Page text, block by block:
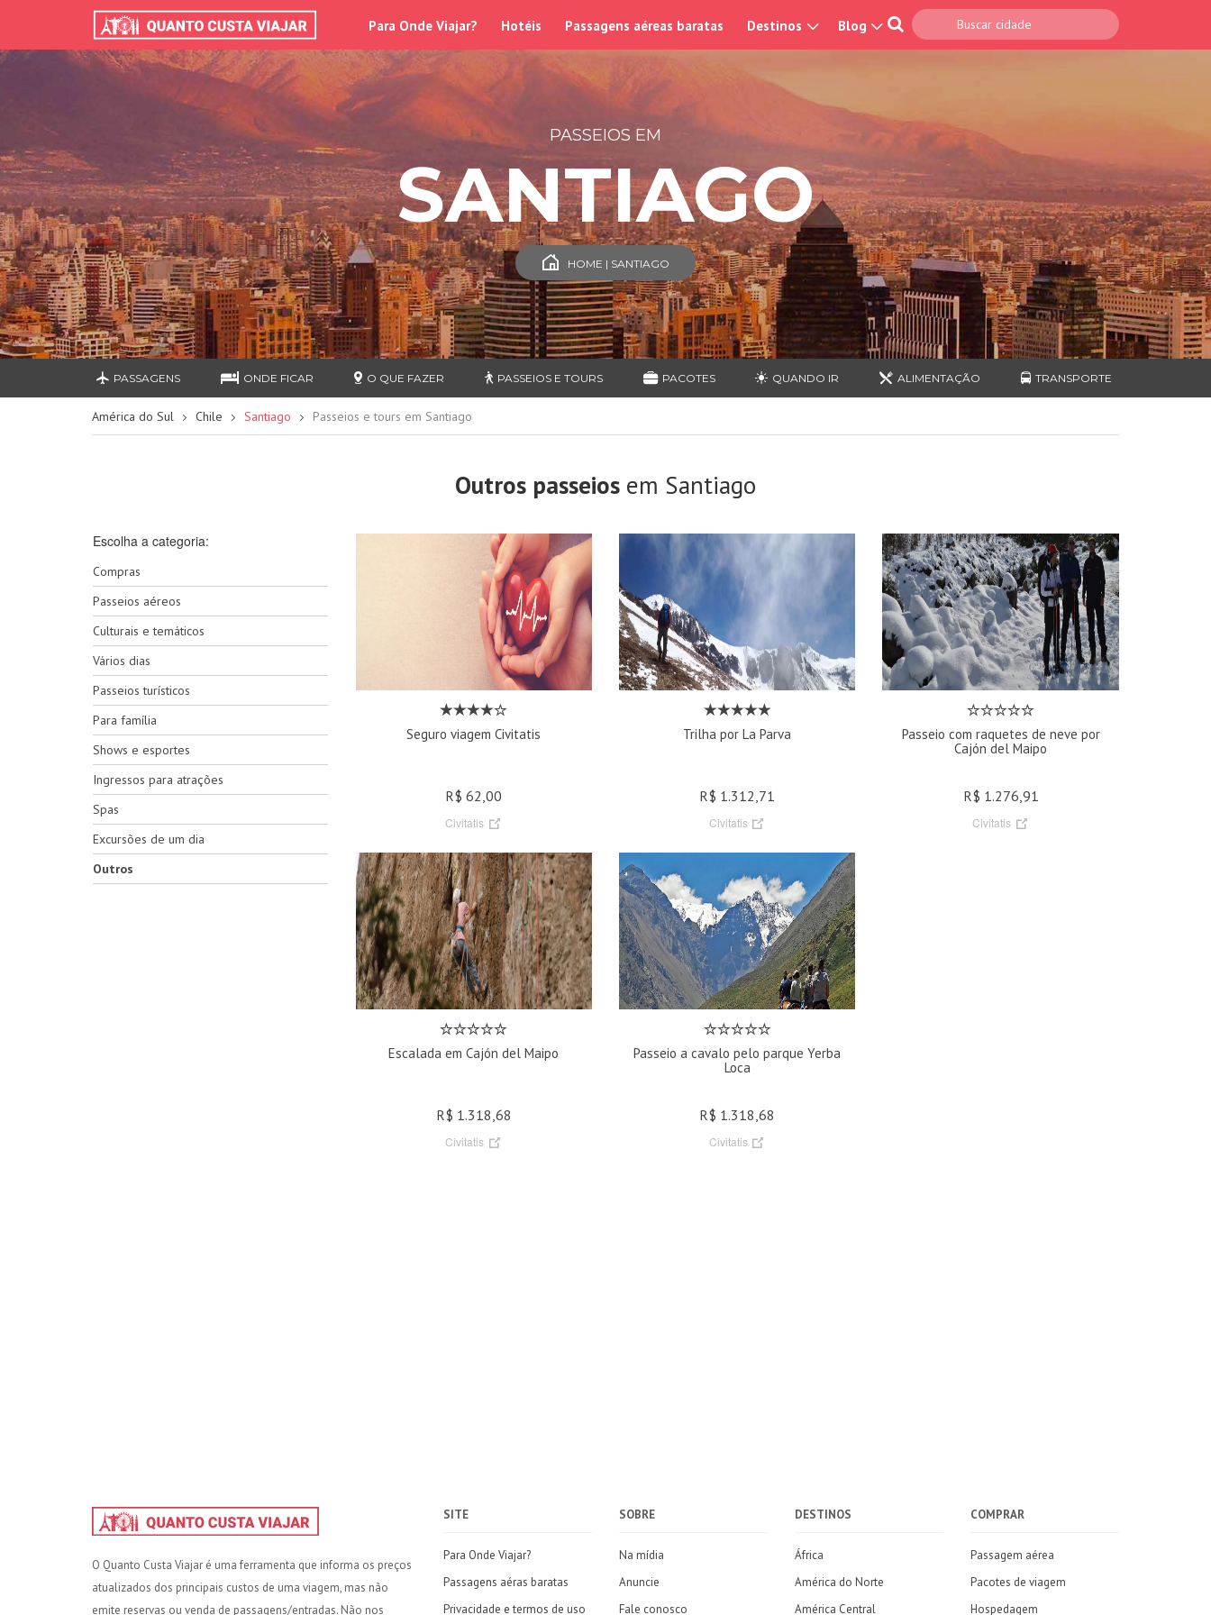
Para Onde Viajar? Hotéis Passagens aéreas baratas Destinos Blog
PASSEIOS EM
SANTIAGO
HOME | SANTIAGO
PASSAGENS ONDE FICAR O QUE FAZER PASSEIOS E TOURS PACOTES QUANDO IR ALIMENTAÇÃO TRANSPORTE
América do Sul Chile Santiago Passeios e tours em Santiago
Outros passeios em Santiago
Escolha a categoria:
Compras
Passeios aéreos
Culturais e temáticos
Vários dias
Passeios turísticos
Para família
Shows e esportes
Ingressos para atrações
Spas
Excursões de um dia
Outros
Seguro viagem Civitatis
R$ 62,00
Civitatis
Trilha por La Parva
R$ 1.312,71
Civitatis
Passeio com raquetes de neve por
Cajón del Maipo
R$ 1.276,91
Civitatis
Escalada em Cajón del Maipo
R$ 1.318,68
Civitatis
Passeio a cavalo pelo parque Yerba
Loca
R$ 1.318,68
Civitatis
O Quanto Custa Viajar é uma ferramenta que informa os preços
atualizados dos principais custos de uma viagem, mas não
emite reservas ou venda de passagens/entradas. Não nos
SITE
Para Onde Viajar?
Passagens aéras baratas
Privacidade e termos de uso
SOBRE
Na mídia
Anuncie
Fale conosco
DESTINOS
África
América do Norte
América Central
COMPRAR
Passagem aérea
Pacotes de viagem
Hospedagem